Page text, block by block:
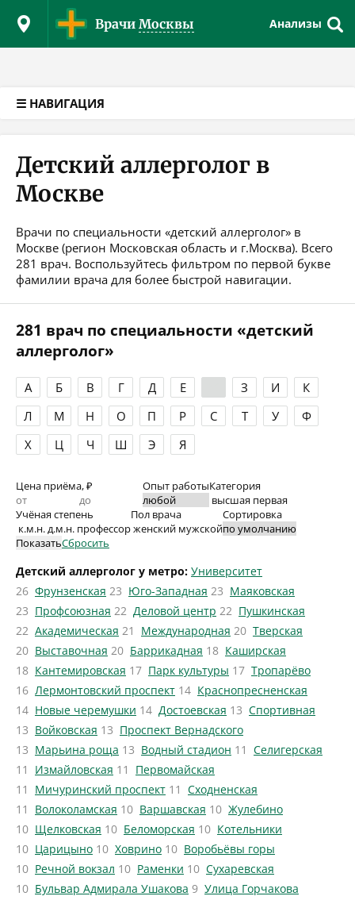
Врачи Москвы Анализы
☰ НАВИГАЦИЯ
Детский аллерголог в
Москве
Врачи по специальности «детский аллерголог» в
Москве (регион Московская область и г.Москва). Всего
281 врач. Воспользуйтесь фильтром по первой букве
фамилии врача для более быстрой навигации.
281 врач по специальности «детский
аллерголог»
А Б В Г Д Е З И
К
Л
М Н О П Р С Т У
Ф
Х
Ц Ч Ш Э Я
Цена приёма, ₽ Опыт работыКатегория
высшая первая
Учёная степень
к.м.н.д.м.н. профессор
Пол врача
женский мужской
Сортировка
ПоказатьСбросить
Детский аллерголог у метро: Университет
26 Фрунзенская 23 Юго-Западная 23 Маяковская
23 Профсоюзная 22 Деловой центр 22 Пушкинская
22 Академическая 21 Международная 20 Тверская
20 Выставочная 20 Баррикадная 18 Каширская
18 Кантемировская 17 Парк культуры 17 Тропарёво
16 Лермонтовский проспект 14 Краснопресненская
14 Новые черемушки 14 Достоевская 13 Спортивная
13 Войковская 13 Проспект Вернадского
13 Марьина роща 13 Водный стадион 11 Селигерская
11
Измайловская 11
Первомайская
11
Мичуринский проспект 11 Сходненская
11
Волоколамская 10 Варшавская 10 Жулебино
10 Щелковская 10 Беломорская 10 Котельники
10 Царицыно 10 Ховрино 10 Воробьёвы горы
10 Речной вокзал 10 Раменки 10 Сухаревская
10 Бульвар Адмирала Ушакова 9 Улица Горчакова